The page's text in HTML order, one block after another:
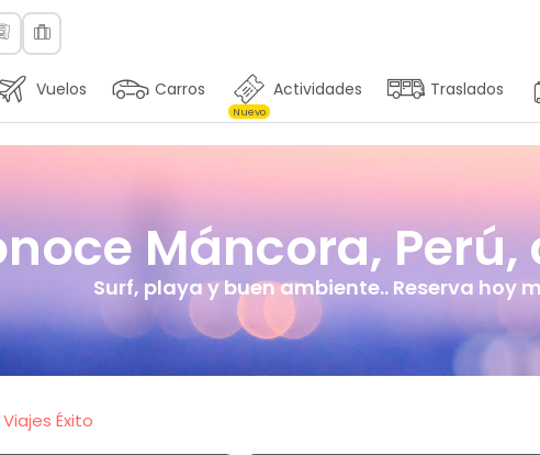
Vuelos Carros Actividades
Nuevo
Traslados
Máncora, Perú,
Surf, playa y buen ambiente.. Reserva hoy
Éxito